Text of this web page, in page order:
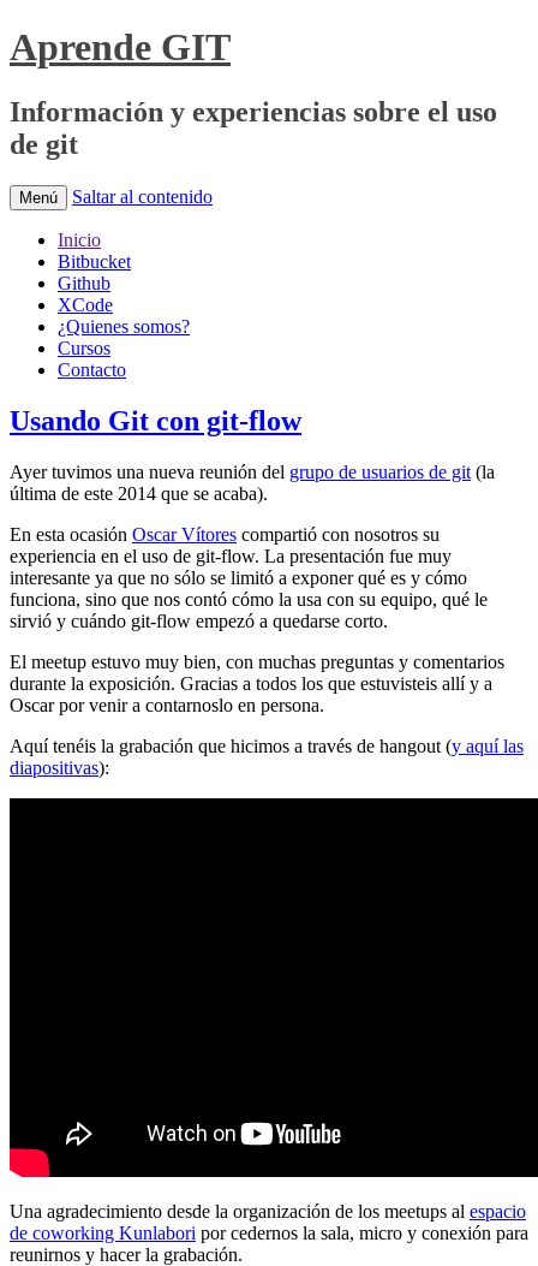
Aprende GIT
Información y experiencias sobre el uso
de git
Menú Saltar al contenido
Inicio
Bitbucket
Github
XCode
¿Quienes somos?
Cursos
Contacto
Usando Git con git-flow
Ayer tuvimos una nueva reunión del grupo de usuarios de git (la
última de este 2014 que se acaba).
En esta ocasión Oscar Vítores compartió con nosotros su
experiencia en el uso de git-flow. La presentación fue muy
interesante ya que no sólo se limitó a exponer qué es y cómo
funciona, sino que nos contó cómo la usa con su equipo, qué le
sirvió y cuándo git-flow empezó a quedarse corto.
El meetup estuvo muy bien, con muchas preguntas y comentarios
durante la exposición. Gracias a todos los que estuvisteis allí y a
Oscar por venir a contarnoslo en persona.
Aquí tenéis la grabación que hicimos a través de hangout (y aquí las
diapositivas):
Una agradecimiento desde la organización de los meetups al espacio
de coworking Kunlabori por cedernos la sala, micro y conexión para
reunirnos y hacer la grabación.